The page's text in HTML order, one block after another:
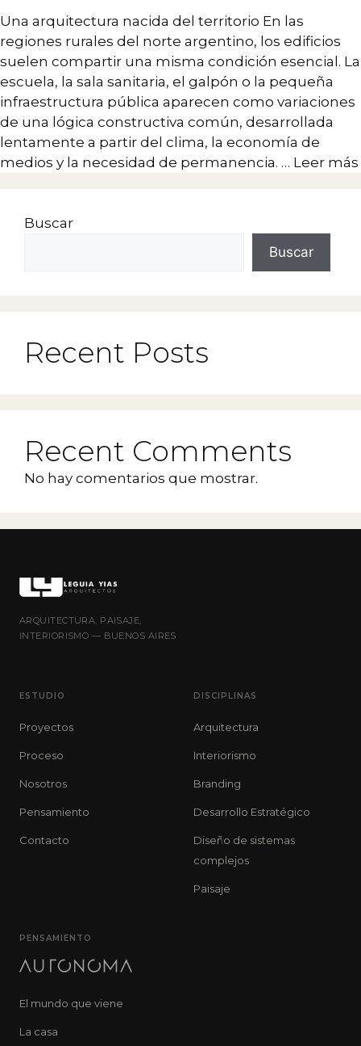
Una arquitectura nacida del territorio En las
regiones rurales del norte argentino, los edificios
suelen compartir una misma condición esencial. La
escuela, la sala sanitaria, el galpón o la pequeña
infraestructura pública aparecen como variaciones
de una lógica constructiva común, desarrollada
lentamente a partir del clima, la economía de
medios y la necesidad de permanencia. … Leer más
Buscar
Buscar
Recent Posts
Recent Comments
No hay comentarios que mostrar.
ARQUITECTURA, PAISAJE,
INTERIORISMO — BUENOS AIRES
ESTUDIO
Proyectos
Proceso
Nosotros
Pensamiento
Contacto
DISCIPLINAS
Arquitectura
Interiorismo
Branding
Desarrollo Estratégico
Diseño de sistemas
complejos
Paisaje
PENSAMIENTO
El mundo que viene
La casa